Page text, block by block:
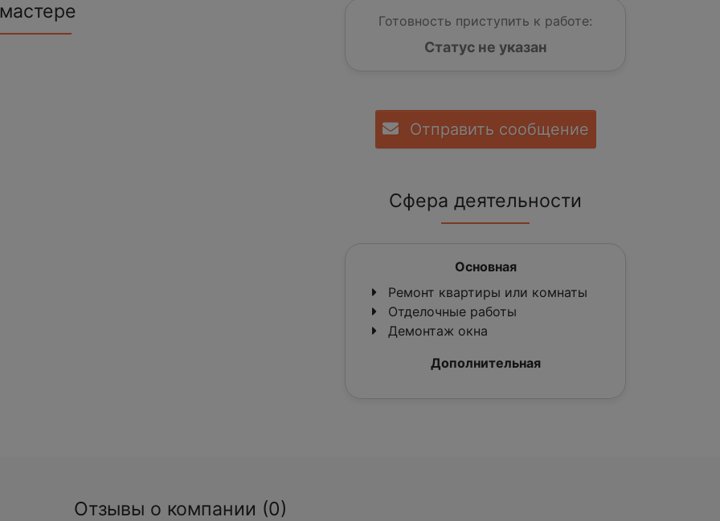
Готовность приступить к работе:
Статус не указан
Отправить сообщение
Сфера деятельности
Основная
Ремонт квартиры или комнаты
Отделочные работы
Демонтаж окна
Дополнительная
Отзывы о компании (0)